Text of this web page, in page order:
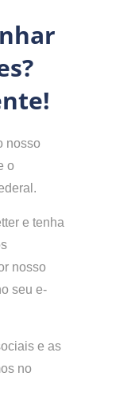
nosso
o
e tenha
nosso
seu e-
e as
no